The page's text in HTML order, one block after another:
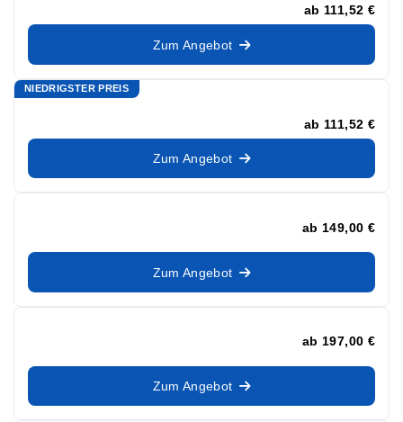
ab 111,52 €
Zum Angebot
NIEDRIGSTER PREIS
ab 111,52 €
Zum Angebot
ab 149,00 €
Zum Angebot
ab 197,00 €
Zum Angebot